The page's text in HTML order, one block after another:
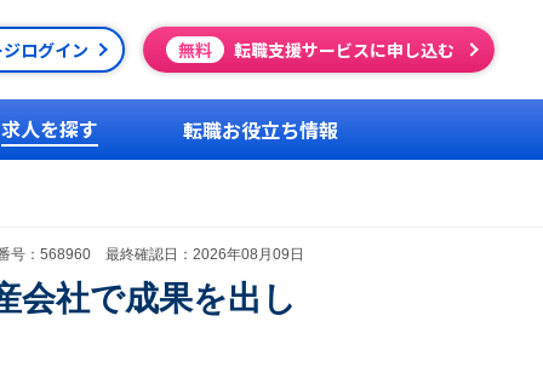
ログイン 無料 転職支援サービスに申し込む
求人を探す 転職お役立ち情報
号：568960 最終確認日：2026年08月09日
会社で成果を出し